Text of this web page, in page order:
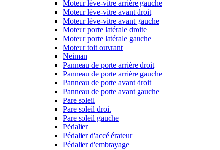
Moteur lève-vitre arrière gauche
Moteur lève-vitre avant droit
Moteur lève-vitre avant gauche
Moteur porte latérale droite
Moteur porte latérale gauche
Moteur toit ouvrant
Neiman
Panneau de porte arrière droit
Panneau de porte arrière gauche
Panneau de porte avant droit
Panneau de porte avant gauche
Pare soleil
Pare soleil droit
Pare soleil gauche
Pédalier
Pédalier d'accélérateur
Pédalier d'embrayage